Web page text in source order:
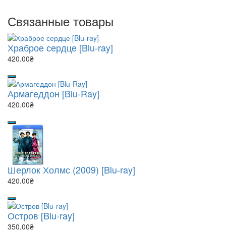
Связанные товары
Храброе сердце [Blu-ray]
420.00₴
Армагеддон [Blu-Ray]
420.00₴
Шерлок Холмс (2009) [Blu-ray]
420.00₴
Остров [Blu-ray]
350.00₴